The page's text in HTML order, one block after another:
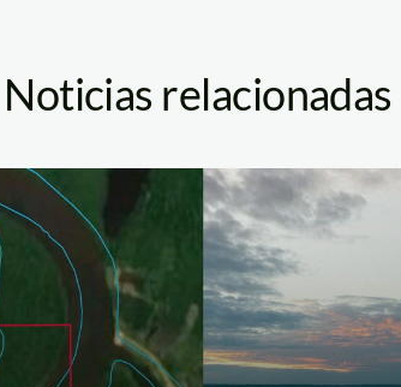
Noticias relacionadas